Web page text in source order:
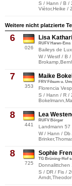
S / Hann / B /
Viètor,Heike /
Weitere nicht platzierte
6
026
Lisa
RUFV Haren-Ems
Baileys de
W / Westf / B
7
353
Maike
FRV Filsum u.
Florencia
S / Hann / R /
8
441
Lea
RUFV Börger
Landmann 57
W / Hann /
8
725
Sophie
TG Brüning-Hof
Donnalittchen
S / DR / Fis /
Arndt,Theodor